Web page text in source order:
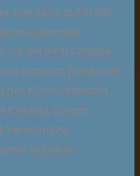
von klein auf in die
einzubinden.
sie mit ihrer Gruppe
ärmeren Bewohner
der Kirche konnten
Kontakt zu den
versucht zu
zuließen.